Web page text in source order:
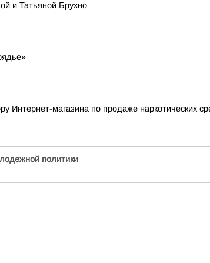
и Татьяной Брухно
Интернет-магазина по продаже наркотических
политики